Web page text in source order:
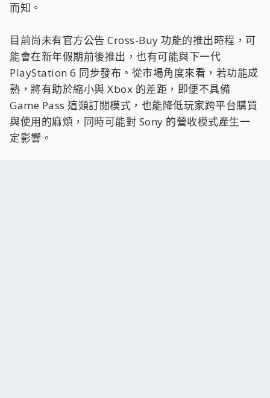
而知。
目前尚未有官方公告 Cross-Buy 功能的推出時程，可
能會在新年假期前後推出，也有可能與下一代
PlayStation 6 同步發布。從市場角度來看，若功能成
熟，將有助於縮小與 Xbox 的差距，即便不具備
Game Pass 這類訂閱模式，也能降低玩家跨平台購買
與使用的麻煩，同時可能對 Sony 的營收模式產生一
定影響。